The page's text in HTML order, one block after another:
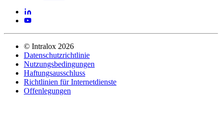
© Intralox 2026
Datenschutzrichtlinie
Nutzungsbedingungen
Haftungsausschluss
Richtlinien für Internetdienste
Offenlegungen